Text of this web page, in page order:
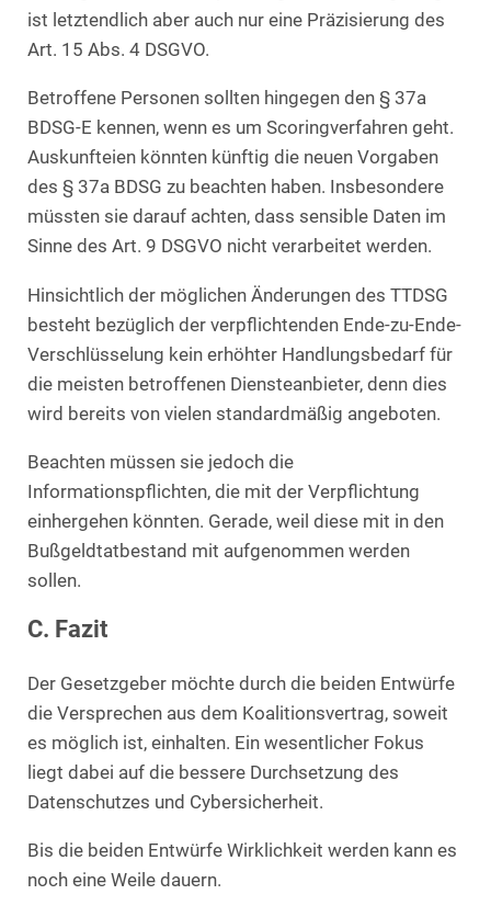
ist letztendlich aber auch nur eine Präzisierung des
Art. 15 Abs. 4 DSGVO.
Betroffene Personen sollten hingegen den § 37a
BDSG-E kennen, wenn es um Scoringverfahren geht.
Auskunfteien könnten künftig die neuen Vorgaben
des § 37a BDSG zu beachten haben. Insbesondere
müssten sie darauf achten, dass sensible Daten im
Sinne des Art. 9 DSGVO nicht verarbeitet werden.
Hinsichtlich der möglichen Änderungen des TTDSG
besteht bezüglich der verpflichtenden Ende-zu-Ende-
Verschlüsselung kein erhöhter Handlungsbedarf für
die meisten betroffenen Diensteanbieter, denn dies
wird bereits von vielen standardmäßig angeboten.
Beachten müssen sie jedoch die
Informationspflichten, die mit der Verpflichtung
einhergehen könnten. Gerade, weil diese mit in den
Bußgeldtatbestand mit aufgenommen werden
sollen.
C. Fazit
Der Gesetzgeber möchte durch die beiden Entwürfe
die Versprechen aus dem Koalitionsvertrag, soweit
es möglich ist, einhalten. Ein wesentlicher Fokus
liegt dabei auf die bessere Durchsetzung des
Datenschutzes und Cybersicherheit.
Bis die beiden Entwürfe Wirklichkeit werden kann es
noch eine Weile dauern.